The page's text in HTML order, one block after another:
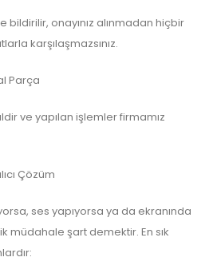
bildirilir, onayınız alınmadan hiçbir
karşılaşmazsınız.
Parça
ve yapılan işlemler firmamız
Çözüm
ses yapıyorsa ya da ekranında
müdahale şart demektir. En sık